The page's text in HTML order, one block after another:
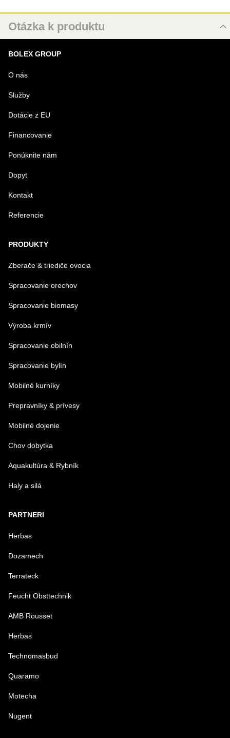
Otázka k produktu
MENO
VÁŠ E-MAIL
VAŠA OTÁZKA K PRODUKTU
Odoslať
BOLEX GROUP
O nás
Služby
Dotácie z EU
Financovanie
Ponúknite nám
Dopyt
Kontakt
Referencie
PRODUKTY
Zberače & triediče ovocia
Spracovanie orechov
Spracovanie biomasy
Výroba krmív
Spracovanie obilnín
Spracovanie bylín
Mobilné kurníky
Prepravníky & prívesy
Mobilné dojenie
Chov dobytka
Aquakultúra & Rybník
Haly a silá
PARTNERI
Herbas
Dozamech
Terrateck
Feucht Obsttechnik
AMB Rousset
Herbas
Technomasbud
Quaramo
Motecha
Nugent